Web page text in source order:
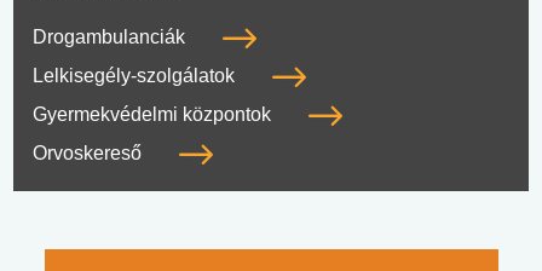
Drogambulanciák
Lelkisegély-szolgálatok
Gyermekvédelmi központok
Orvoskereső